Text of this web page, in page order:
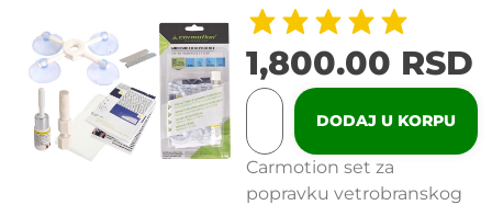
1,800.00 RSD
DODAJ U KORPU
Carmotion set za
popravku vetrobranskog